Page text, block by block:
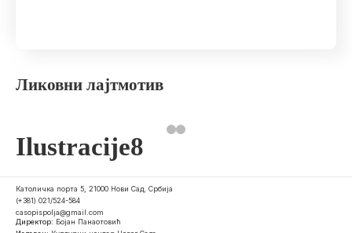
Ликовни лајтмотив
Ilustracije8
Католичка порта 5, 21000 Нови Сад, Србија
(+381) 021/524-584
casopispolja@gmail.com
Директор: Бојан Панаотовић